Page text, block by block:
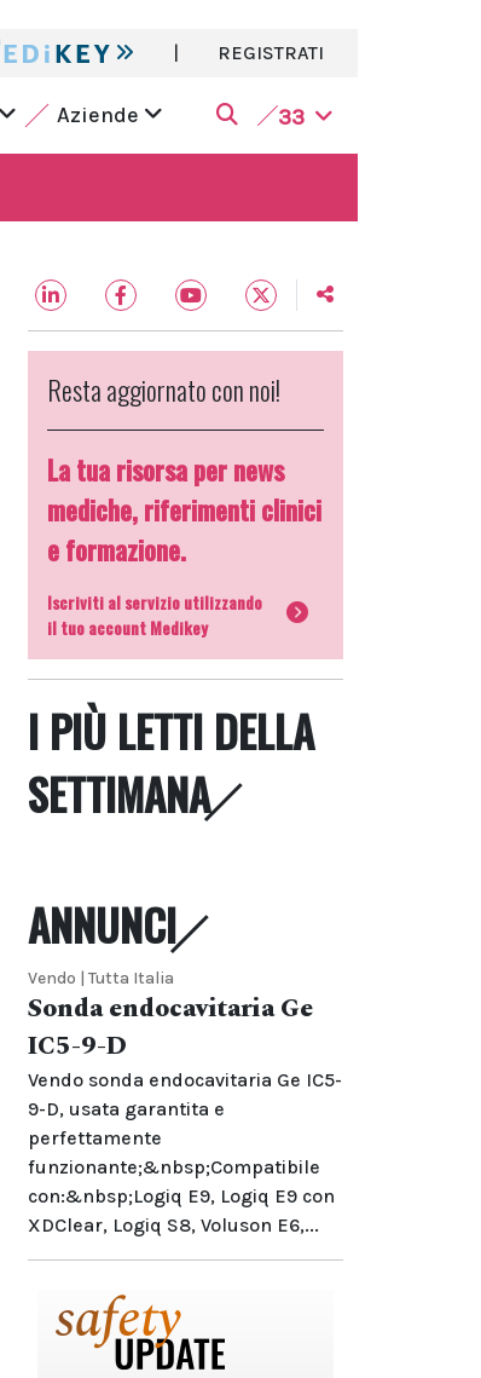
| REGISTRATI
Aziende 33
Resta aggiornato con noi!
La tua risorsa per news
mediche, riferimenti clinici
e formazione.
Iscriviti al servizio utilizzando
il tuo account Medikey
I PIÙ LETTI DELLA
SETTIMANA
ANNUNCI
Vendo | Tutta Italia
Sonda endocavitaria Ge
IC5-9-D
Vendo sonda endocavitaria Ge IC5-
9-D, usata garantita e
perfettamente
funzionante;&nbsp;Compatibile
con:&nbsp;Logiq E9, Logiq E9 con
XDClear, Logiq S8, Voluson E6,...